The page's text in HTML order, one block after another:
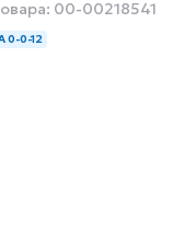
00-00218541
0-0-12